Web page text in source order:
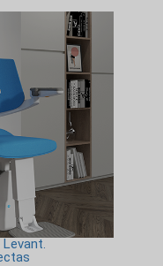
Levant.